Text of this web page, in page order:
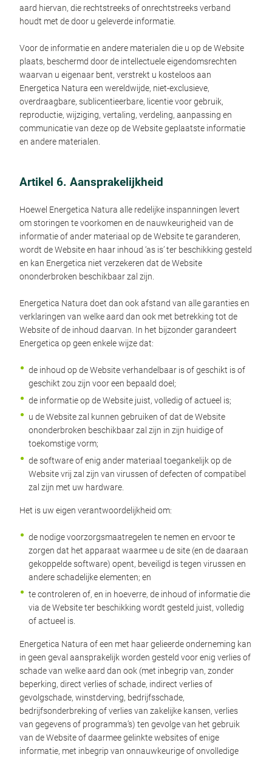
aard hiervan, die rechtstreeks of onrechtstreeks verband
houdt met de door u geleverde informatie.
Voor de informatie en andere materialen die u op de Website
plaats, beschermd door de intellectuele eigendomsrechten
waarvan u eigenaar bent, verstrekt u kosteloos aan
Energetica Natura een wereldwijde, niet-exclusieve,
overdraagbare, sublicentieerbare, licentie voor gebruik,
reproductie, wijziging, vertaling, verdeling, aanpassing en
communicatie van deze op de Website geplaatste informatie
en andere materialen.
Artikel 6. Aansprakelijkheid
Hoewel Energetica Natura alle redelijke inspanningen levert
om storingen te voorkomen en de nauwkeurigheid van de
informatie of ander materiaal op de Website te garanderen,
wordt de Website en haar inhoud ‘as is’ ter beschikking gesteld
en kan Energetica niet verzekeren dat de Website
ononderbroken beschikbaar zal zijn.
Energetica Natura doet dan ook afstand van alle garanties en
verklaringen van welke aard dan ook met betrekking tot de
Website of de inhoud daarvan. In het bijzonder garandeert
Energetica op geen enkele wijze dat:
de inhoud op de Website verhandelbaar is of geschikt is of
geschikt zou zijn voor een bepaald doel;
de informatie op de Website juist, volledig of actueel is;
u de Website zal kunnen gebruiken of dat de Website
ononderbroken beschikbaar zal zijn in zijn huidige of
toekomstige vorm;
de software of enig ander materiaal toegankelijk op de
Website vrij zal zijn van virussen of defecten of compatibel
zal zijn met uw hardware.
Het is uw eigen verantwoordelijkheid om:
de nodige voorzorgsmaatregelen te nemen en ervoor te
zorgen dat het apparaat waarmee u de site (en de daaraan
gekoppelde software) opent, beveiligd is tegen virussen en
andere schadelijke elementen; en
te controleren of, en in hoeverre, de inhoud of informatie die
via de Website ter beschikking wordt gesteld juist, volledig
of actueel is.
Energetica Natura of een met haar gelieerde onderneming kan
in geen geval aansprakelijk worden gesteld voor enig verlies of
schade van welke aard dan ook (met inbegrip van, zonder
beperking, direct verlies of schade, indirect verlies of
gevolgschade, winstderving, bedrijfsschade,
bedrijfsonderbreking of verlies van zakelijke kansen, verlies
van gegevens of programma’s) ten gevolge van het gebruik
van de Website of daarmee gelinkte websites of enige
informatie, met inbegrip van onnauwkeurige of onvolledige